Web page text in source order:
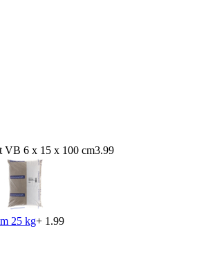
VB 6 x 15 x 100 cm3.99
25 kg+ 1.99